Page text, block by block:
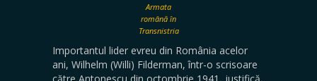
Armata
română în
Transnistria
Importantul lider evreu din România acelor
ani, Wilhelm (Willi) Filderman, într-o scrisoare
către Antonescu din octombrie 1941, justifică,